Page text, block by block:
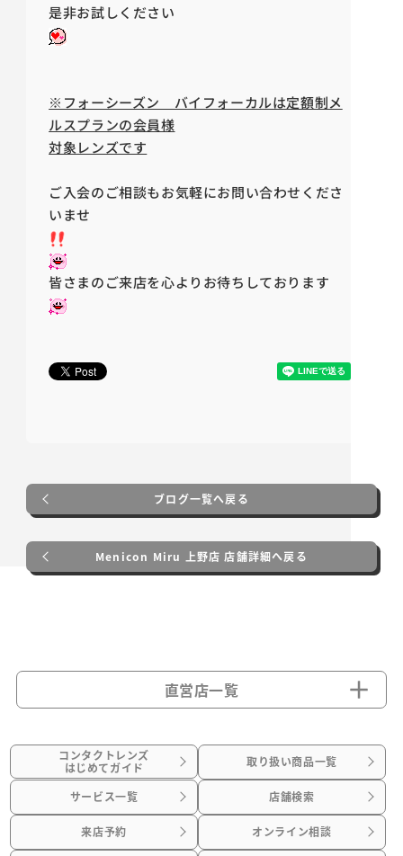
是非お試しください
※フォーシーズン バイフォーカルは定額制メ
ルスプランの会員様
対象レンズです
ご入会のご相談もお気軽にお問い合わせくださ
いませ
皆さまのご来店を心よりお待ちしております
ブログ一覧へ戻る
Menicon Miru 上野店 店舗詳細へ戻る
直営店一覧
コンタクトレンズ
はじめてガイド 取り扱い商品一覧
サービス一覧 店舗検索
来店予約 オンライン相談